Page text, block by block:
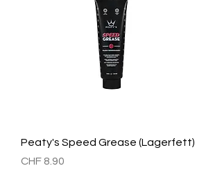
Peaty's Speed Grease (Lagerfett)
Preis
CHF 8.90